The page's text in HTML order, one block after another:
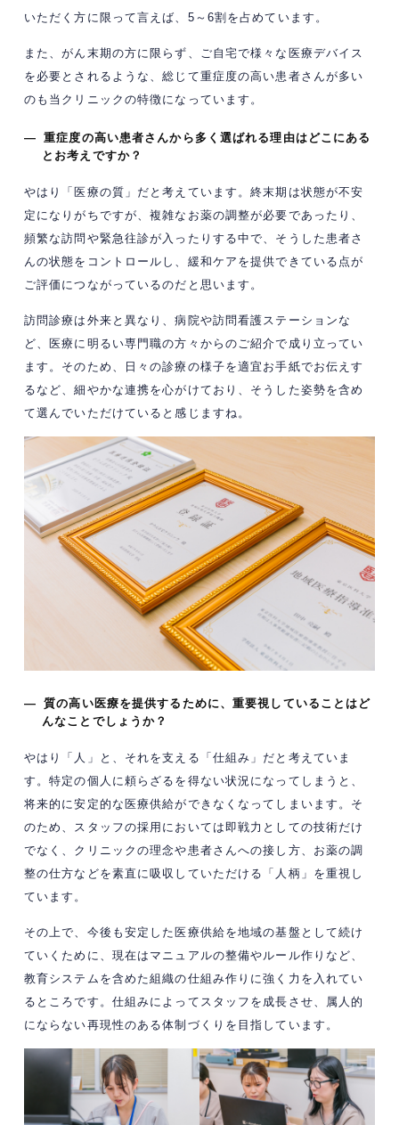
いただく方に限って言えば、5～6割を占めています。
また、がん末期の方に限らず、ご自宅で様々な医療デバイス
を必要とされるような、総じて重症度の高い患者さんが多い
のも当クリニックの特徴になっています。
— 重症度の高い患者さんから多く選ばれる理由はどこにある
とお考えですか？
やはり「医療の質」だと考えています。終末期は状態が不安
定になりがちですが、複雑なお薬の調整が必要であったり、
頻繁な訪問や緊急往診が入ったりする中で、そうした患者さ
んの状態をコントロールし、緩和ケアを提供できている点が
ご評価につながっているのだと思います。
訪問診療は外来と異なり、病院や訪問看護ステーションな
ど、医療に明るい専門職の方々からのご紹介で成り立ってい
ます。そのため、日々の診療の様子を適宜お手紙でお伝えす
るなど、細やかな連携を心がけており、そうした姿勢を含め
て選んでいただけていると感じますね。
— 質の高い医療を提供するために、重要視していることはど
んなことでしょうか？
やはり「人」と、それを支える「仕組み」だと考えていま
す。特定の個人に頼らざるを得ない状況になってしまうと、
将来的に安定的な医療供給ができなくなってしまいます。そ
のため、スタッフの採用においては即戦力としての技術だけ
でなく、クリニックの理念や患者さんへの接し方、お薬の調
整の仕方などを素直に吸収していただける「人柄」を重視し
ています。
その上で、今後も安定した医療供給を地域の基盤として続け
ていくために、現在はマニュアルの整備やルール作りなど、
教育システムを含めた組織の仕組み作りに強く力を入れてい
るところです。仕組みによってスタッフを成長させ、属人的
にならない再現性のある体制づくりを目指しています。